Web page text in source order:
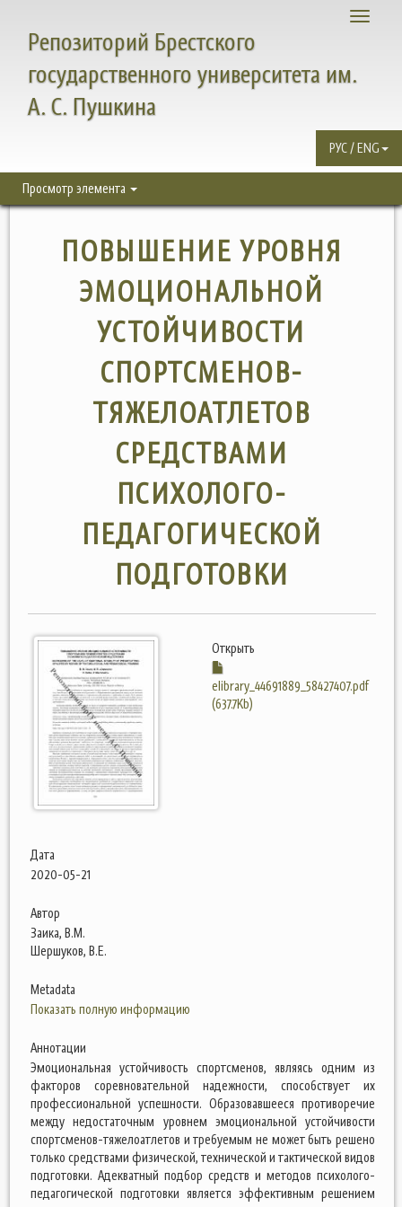
Toggle
Репозиторий Брестского
государственного университета им.
А. С. Пушкина
РУС / ENG
Просмотр элемента
ПОВЫШЕНИЕ УРОВНЯ
ЭМОЦИОНАЛЬНОЙ
УСТОЙЧИВОСТИ
СПОРТСМЕНОВ-
ТЯЖЕЛОАТЛЕТОВ
СРЕДСТВАМИ
ПСИХОЛОГО-
ПЕДАГОГИЧЕСКОЙ
ПОДГОТОВКИ
Открыть
elibrary_44691889_58427407.pdf
(637.7Kb)
Дата
2020-05-21
Автор
Заика, В.М.
Шершуков, В.Е.
Metadata
Показать полную информацию
Аннотации
Эмоциональная устойчивость спортсменов, являясь одним из
факторов соревновательной надежности, способствует их
профессиональной успешности. Образовавшееся противоречие
между недостаточным уровнем эмоциональной устойчивости
спортсменов-тяжелоатлетов и требуемым не может быть решено
только средствами физической, технической и тактической видов
подготовки. Адекватный подбор средств и методов психолого-
педагогической подготовки является эффективным решением